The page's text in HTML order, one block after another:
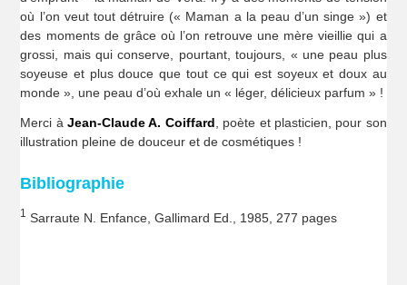
où l’on veut tout détruire (« Maman a la peau d’un singe ») et
des moments de grâce où l’on retrouve une mère vieillie qui a
grossi, mais qui conserve, pourtant, toujours, « une peau plus
soyeuse et plus douce que tout ce qui est soyeux et doux au
monde », une peau d’où exhale un « léger, délicieux parfum » !
Merci àJean-Claude A. Coiffard , poète et plasticien, pour son
illustration pleine de douceur et de cosmétiques !
Bibliographie
1 Sarraute N. Enfance, Gallimard Ed., 1985, 277 pages